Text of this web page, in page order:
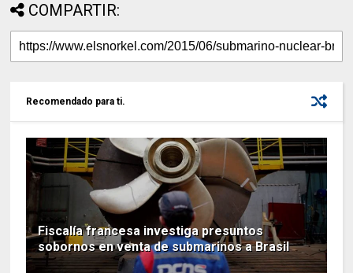
COMPARTIR:
Recomendado para ti.
Fiscalía francesa investiga presuntos
sobornos en venta de submarinos a Brasil